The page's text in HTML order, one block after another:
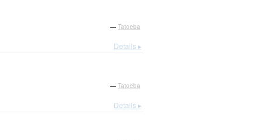
— Tatoeba
Details ▸
— Tatoeba
Details ▸